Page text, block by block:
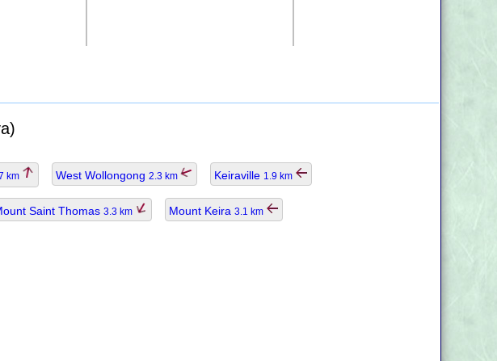
km West Wollongong 2.3 km Keiraville 1.9 km
Saint Thomas 3.3 km Mount Keira 3.1 km